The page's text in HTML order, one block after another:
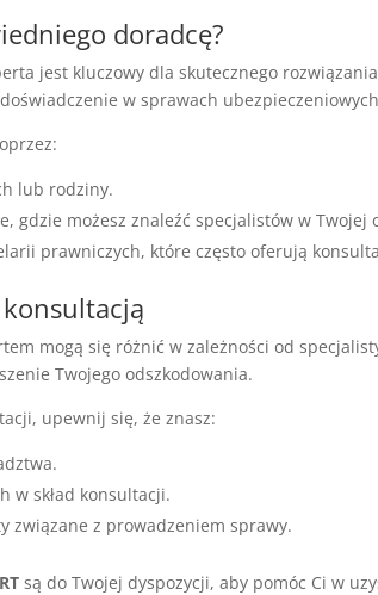
doradcę?
jest kluczowy dla skutecznego
w sprawach
lub rodziny.
gdzie możesz znaleźć specjalistów w Twojej
prawniczych, które często oferują
konsultacją
mogą się różnić w zależności od
Twojego odszkodowania.
upewnij się, że znasz:
w skład konsultacji.
związane z prowadzeniem sprawy.
są do Twojej dyspozycji, aby pomóc Ci w